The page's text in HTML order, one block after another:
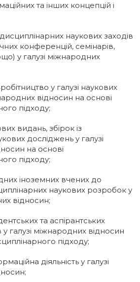
та інших концепцій і
наукових заходів
конференцій, семінарів,
у галузі міжнародних
у галузі наукових
відносин на основі
підходу;
видань, збірок із
досліджень у галузі
на основі
підходу;
іноземних вчених до
наукових розробок у
відносин;
та аспірантських
у галузі міжнародних відносин
підходу;
діяльність у галузі